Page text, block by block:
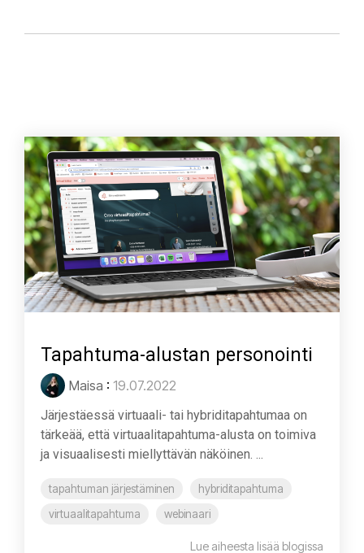
Tapahtuma-alustan personointi
Maisa : 19.07.2022
Järjestäessä virtuaali- tai hybriditapahtumaa on
tärkeää, että virtuaalitapahtuma-alusta on toimiva
ja visuaalisesti miellyttävän näköinen. ...
tapahtuman järjestäminen
hybriditapahtuma
virtuaalitapahtuma
webinaari
Lue aiheesta lisää blogissa